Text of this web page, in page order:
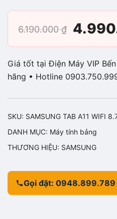
6.190.000₫
Giá
gốc
là:
Giá tốt tại Điện Máy VIP
hãng • Hotline
SKU: SAMSUNG TAB A11 WIFI
DANH MỤC: Máy tính bảng
THƯƠNG HIỆU: SAMSUNG
Gọi đặt: 0948.899.789